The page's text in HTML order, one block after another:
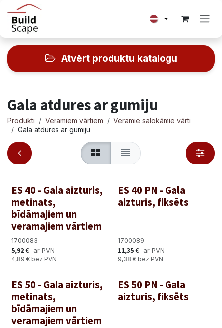
Skip to Content
Atvērt produktu katalogu
Produkti Veramiem vārtiem
Veramie salokāmie vārti
Gala atdures ar gumiju
Gala atdures ar gumiju
ES 40 - Gala aizturis,
metinats,
bīdāmajiem un
veramajiem vārtiem
1700083
5,92€ ar PVN
4,89 € bez PVN
ES 40 PN - Gala
aizturis, fiksēts
1700089
11,35€ ar PVN
9,38 € bez PVN
ES 50 - Gala aizturis,
metinats,
bīdāmajiem un
veramajiem vārtiem
ES 50 PN - Gala
aizturis, fiksēts